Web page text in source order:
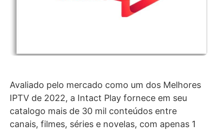
Avaliado pelo mercado como um dos Melhores
IPTV de 2022, a Intact Play fornece em seu
catalogo mais de 30 mil conteúdos entre
canais, filmes, séries e novelas, com apenas 1